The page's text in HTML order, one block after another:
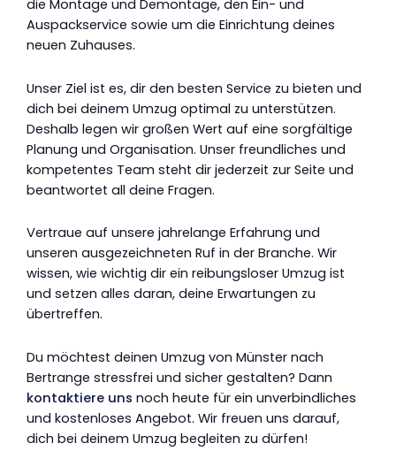
die Montage und Demontage, den Ein- und
Auspackservice sowie um die Einrichtung deines
neuen Zuhauses.
Unser Ziel ist es, dir den besten Service zu bieten und
dich bei deinem Umzug optimal zu unterstützen.
Deshalb legen wir großen Wert auf eine sorgfältige
Planung und Organisation. Unser freundliches und
kompetentes Team steht dir jederzeit zur Seite und
beantwortet all deine Fragen.
Vertraue auf unsere jahrelange Erfahrung und
unseren ausgezeichneten Ruf in der Branche. Wir
wissen, wie wichtig dir ein reibungsloser Umzug ist
und setzen alles daran, deine Erwartungen zu
übertreffen.
Du möchtest deinen Umzug von Münster nach
Bertrange stressfrei und sicher gestalten? Dann
kontaktiere uns noch heute für ein unverbindliches
und kostenloses Angebot. Wir freuen uns darauf,
dich bei deinem Umzug begleiten zu dürfen!